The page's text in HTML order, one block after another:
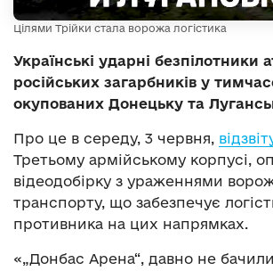
Цілями Трійки стала ворожа логістика
Українські ударні безпілотники
російських загарбників у
окупованих Донецьку та
Про це в середу, 3 червня,
Третьому армійському корпусі,
відеодобірку з ураженнями
транспорту, що забезпечує
противника на цих напрямках.
«„Донбас Арена“, давно не